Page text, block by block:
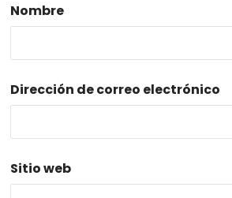
Nombre
Dirección de correo electrónico
Sitio web